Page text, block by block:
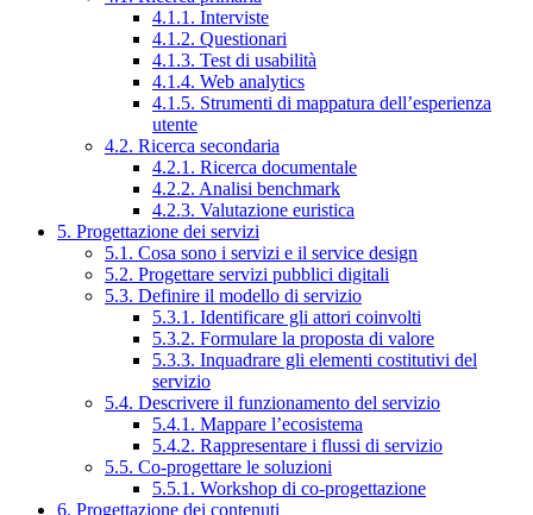
4.1.1. Interviste
4.1.2. Questionari
4.1.3. Test di usabilità
4.1.4. Web analytics
4.1.5. Strumenti di mappatura dell’esperienza
utente
4.2. Ricerca secondaria
4.2.1. Ricerca documentale
4.2.2. Analisi benchmark
4.2.3. Valutazione euristica
5. Progettazione dei servizi
5.1. Cosa sono i servizi e il service design
5.2. Progettare servizi pubblici digitali
5.3. Definire il modello di servizio
5.3.1. Identificare gli attori coinvolti
5.3.2. Formulare la proposta di valore
5.3.3. Inquadrare gli elementi costitutivi del
servizio
5.4. Descrivere il funzionamento del servizio
5.4.1. Mappare l’ecosistema
5.4.2. Rappresentare i flussi di servizio
5.5. Co-progettare le soluzioni
5.5.1. Workshop di co-progettazione
6. Progettazione dei contenuti